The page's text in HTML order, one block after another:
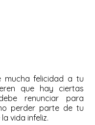
mucha felicidad a tu
que hay ciertas
renunciar para
perder parte de tu
vida infeliz.